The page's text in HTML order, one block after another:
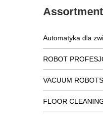
Assortment
Automatyka dla
ROBOT
VACUUM ROBOTS
FLOOR